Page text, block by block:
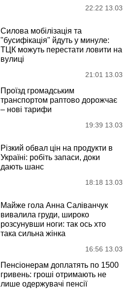
22:22 13.03
Силова мобілізація та
"бусифікація" йдуть у минуле:
ТЦК можуть перестати ловити на
вулиці
21:01 13.03
Проїзд громадським
транспортом раптово дорожчає
– нові тарифи
19:39 13.03
Різкий обвал цін на продукти в
Україні: робіть запаси, доки
дають шанс
18:18 13.03
Майже гола Анна Саліванчук
вивалила груди, широко
розсунувши ноги: так ось хто
така сильна жінка
16:56 13.03
Пенсіонерам доплатять по 1500
гривень: гроші отримають не
лише одержувачі пенсії